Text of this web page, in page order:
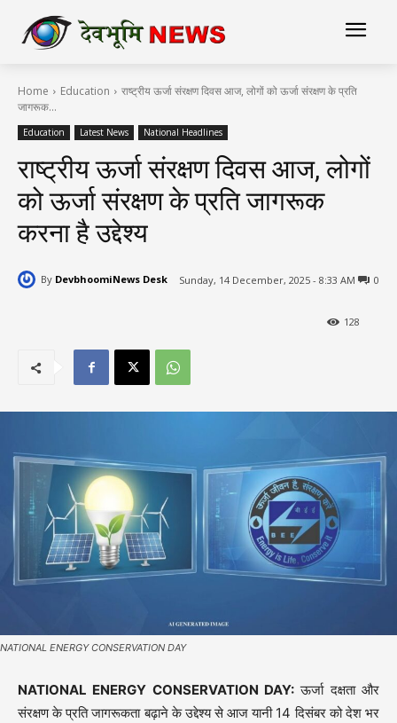
Home Education
राष्ट्रीय ऊर्जा संरक्षण दिवस आज, लोगों को ऊर्जा संरक्षण के प्रति
जागरूक...
Education Latest News National Headlines
राष्ट्रीय ऊर्जा संरक्षण दिवस आज, लोगों
को ऊर्जा संरक्षण के प्रति जागरूक
करना है उद्देश्य
By DevbhoomiNews Desk Sunday, 14 December, 2025 - 8:33 AM 0
128
NATIONAL ENERGY CONSERVATION DAY
NATIONAL ENERGY CONSERVATION DAY: ऊर्जा दक्षता और
संरक्षण के प्रति जागरूकता बढ़ाने के उद्देश्य से आज यानी 14 दिसंबर को देश भर